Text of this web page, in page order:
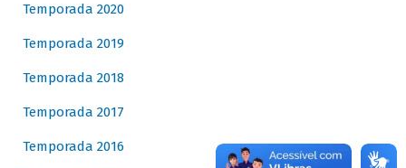
Temporada 2020
Temporada 2019
Temporada 2018
Temporada 2017
Temporada 2016